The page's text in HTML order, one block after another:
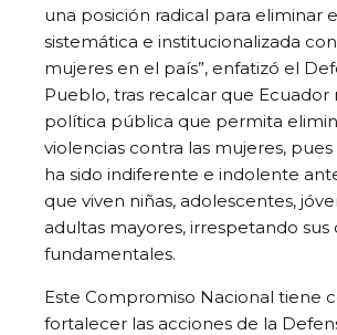
una posición radical para eliminar
sistemática e institucionalizada
mujeres en el país”, enfatizó el
Pueblo, tras recalcar que Ecuador
política pública que permita
violencias contra las mujeres,
ha sido indiferente e indolente
que viven niñas, adolescentes,
adultas mayores, irrespetando sus
fundamentales.
Este Compromiso Nacional tiene
fortalecer las acciones de la